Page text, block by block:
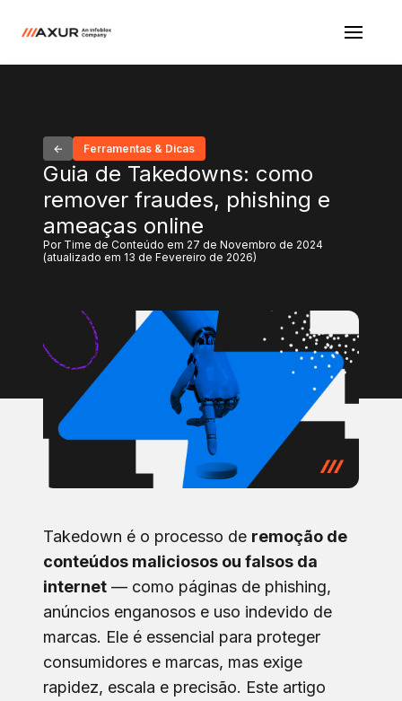
Ferramentas & Dicas
Guia de Takedowns: como
remover fraudes, phishing e
ameaças online
Por Time de Conteúdo em 27 de Novembro de 2024
(atualizado em 13 de Fevereiro de 2026)
Takedown é o processo de remoção de
conteúdos maliciosos ou falsos da
internet — como páginas de phishing,
anúncios enganosos e uso indevido de
marcas. Ele é essencial para proteger
consumidores e marcas, mas exige
rapidez, escala e precisão. Este artigo